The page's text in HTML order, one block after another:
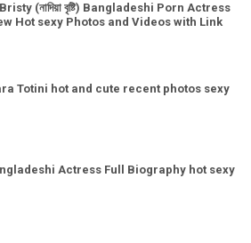
(নাদিয়া বৃষ্টি) Bangladeshi Porn Actress
Hot sexy Photos and Videos with Link
Totini hot and cute recent photos sexy
Actress Full Biography hot sexy